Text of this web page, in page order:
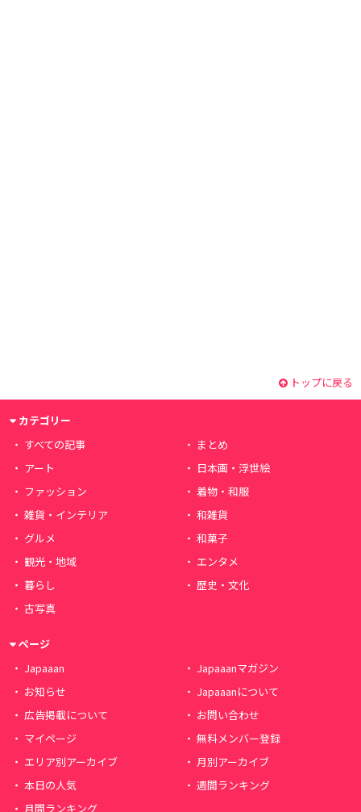
トップに戻る
カテゴリー
すべての記事
まとめ
アート
日本画・浮世絵
ファッション
着物・和服
雑貨・インテリア
和雑貨
グルメ
和菓子
観光・地域
エンタメ
暮らし
歴史・文化
古写真
ページ
Japaaan
Japaaanマガジン
お知らせ
Japaaanについて
広告掲載について
お問い合わせ
マイページ
無料メンバー登録
エリア別アーカイブ
月別アーカイブ
本日の人気
週間ランキング
月間ランキング